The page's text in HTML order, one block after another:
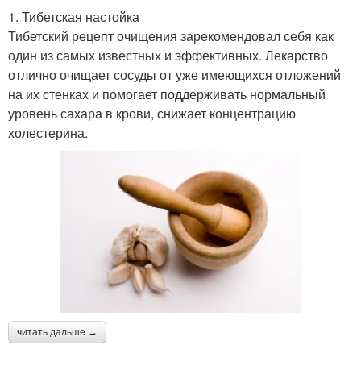
1. Тибетская настойка
Тибетский рецепт очищения зарекомендовал себя как
один из самых известных и эффективных. Лекарство
отлично очищает сосуды от уже имеющихся отложений
на их стенках и помогает поддерживать нормальный
уровень сахара в крови, снижает концентрацию
холестерина.
читать дальше →